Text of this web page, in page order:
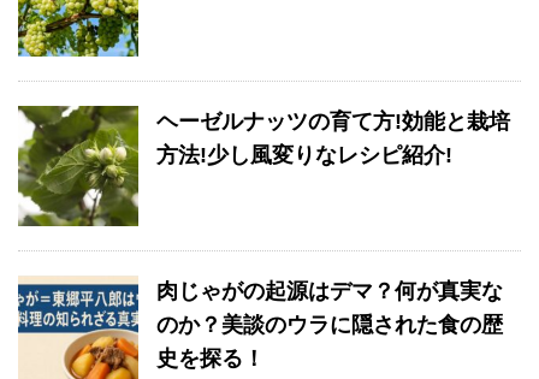
ヘーゼルナッツの育て方!効能と栽培
方法!少し風変りなレシピ紹介!
肉じゃがの起源はデマ？何が真実な
のか？美談のウラに隠された食の歴
史を探る！